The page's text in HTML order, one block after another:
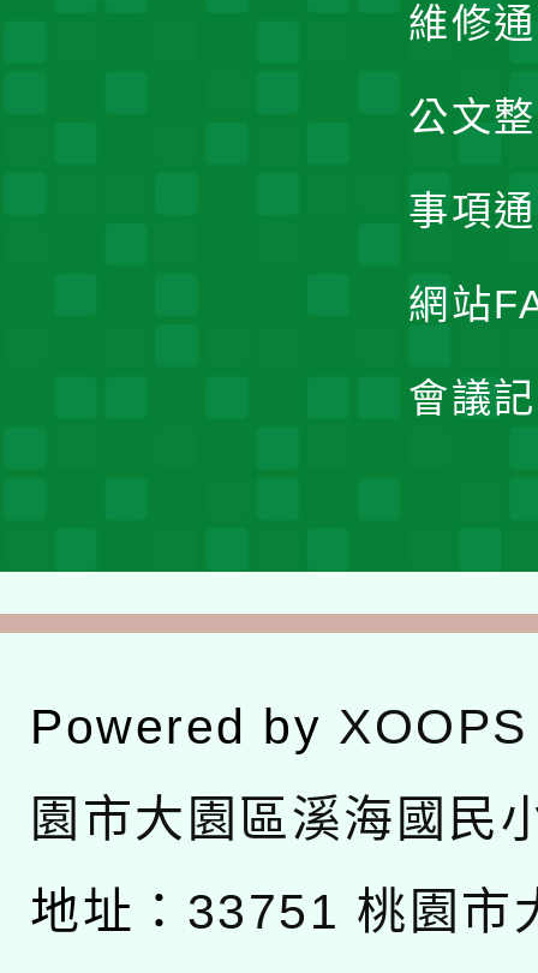
維修
公文
事項
網站
會議
Powered by XOOPS
園市大園區溪海國民
地址： 33751 桃園市